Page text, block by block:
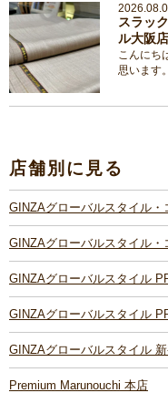
スラッ
ル大阪店
こんにち
思います
店舗別に見る
GINZAグローバルスタイル
GINZAグローバルスタイル
GINZAグローバルスタイル
GINZAグローバルスタイル
GINZAグローバルスタイル
Premium Marunouchi 本店